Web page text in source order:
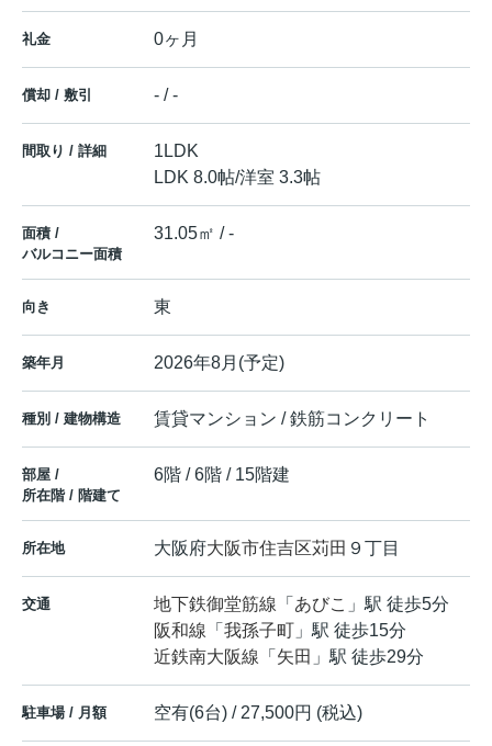
礼金 0ヶ月
償却 / 敷引 - / -
間取り / 詳細
1LDK
LDK 8.0帖/洋室 3.3帖
面積 /
バルコニー面積
31.05㎡ / -
向き 東
築年月 2026年8月(予定)
種別 / 建物構造 賃貸マンション / 鉄筋コンクリート
部屋 /
所在階 / 階建て
6階 / 6階 / 15階建
所在地 大阪府大阪市住吉区苅田 ９丁目
交通 地下鉄御堂筋線 「 あびこ 」駅 徒歩5分
阪和線 「 我孫子町 」駅 徒歩15分
近鉄南大阪線 「 矢田 」駅 徒歩29分
駐車場 / 月額 空有(6台) / 27,500円 (税込)